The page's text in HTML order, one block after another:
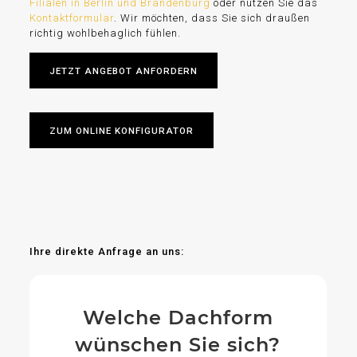
Filialen in Berlin und Brandenburg oder nutzen Sie das
Kontaktformular. Wir möchten, dass Sie sich draußen
richtig wohlbehaglich fühlen.
JETZT ANGEBOT ANFORDERN
ZUM ONLINE KONFIGURATOR
Ihre direkte Anfrage an uns:
Welche Dachform
wünschen Sie sich?